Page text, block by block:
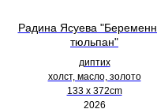
Радина Ясуева
тюльпан"
диптих
холст, масло, золото
133 х 372cm
2026